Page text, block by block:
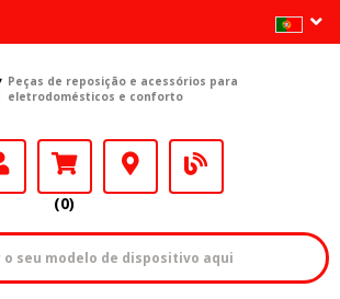
Peças de reposição e acessórios para
eletrodomésticos e conforto
(0)